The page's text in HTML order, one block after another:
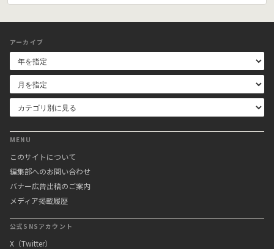
アーカイブ
MENU
このサイトについて
編集部へのお問い合わせ
バナー広告出稿のご案内
メディア掲載履歴
公式SNSアカウント
X（Twitter）